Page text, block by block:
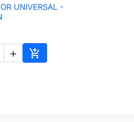
rápida
UNIVERSAL -
 
Adicionar ao carrinho